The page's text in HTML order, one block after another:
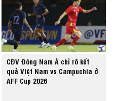
CĐV Đông Nam Á chỉ rõ kết
quả Việt Nam vs Campuchia ở
AFF Cup 2026